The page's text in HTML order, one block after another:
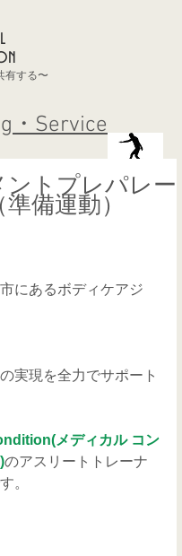
有する〜
・Service
ントプレパレー
備運動）
にあるボディケアジ
実現を全力でサポート
メディカル コン
のアスリートトレーナ
。